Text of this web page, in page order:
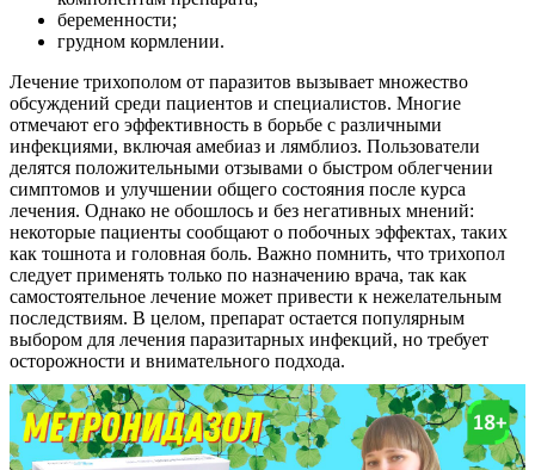
беременности;
грудном кормлении.
Лечение трихополом от паразитов вызывает множество
обсуждений среди пациентов и специалистов. Многие
отмечают его эффективность в борьбе с различными
инфекциями, включая амебиаз и лямблиоз. Пользователи
делятся положительными отзывами о быстром облегчении
симптомов и улучшении общего состояния после курса
лечения. Однако не обошлось и без негативных мнений:
некоторые пациенты сообщают о побочных эффектах, таких
как тошнота и головная боль. Важно помнить, что трихопол
следует применять только по назначению врача, так как
самостоятельное лечение может привести к нежелательным
последствиям. В целом, препарат остается популярным
выбором для лечения паразитарных инфекций, но требует
осторожности и внимательного подхода.